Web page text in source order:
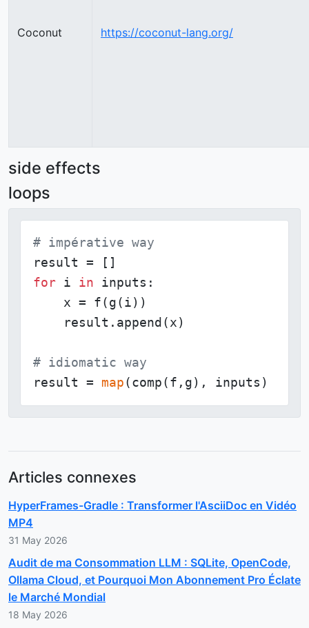
Coconut https://coconut-lang.org/
side effects
loops
# impérative way
for i in inputs:
    x = f(g(i))
    result.append(x)
# idiomatic way
result = map (comp(f,g), inputs)
Articles connexes
HyperFrames-Gradle : Transformer l'AsciiDoc en Vidéo
MP4
31 May 2026
Audit de ma Consommation LLM : SQLite, OpenCode,
Ollama Cloud, et Pourquoi Mon Abonnement Pro Éclate
le Marché Mondial
18 May 2026